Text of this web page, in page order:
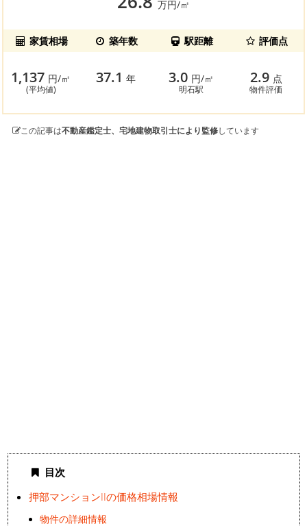
万円/㎡
家賃相場 築年数 駅距離 評価点
1,137 円/㎡
(平均値)
37.1年 3.0 円/㎡
明石駅
2.9 点
物件評価
この記事は不動産鑑定士、宅地建物取引士により監修しています
目次
押部マンションIIの価格相場情報
物件の詳細情報